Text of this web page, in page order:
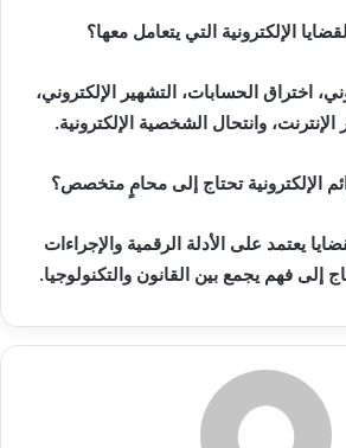
الإلكترونية التي يتعامل معها؟
اختراق الحسابات، التشهير الإلكتروني،
وانتحال الشخصية الإلكترونية.
الإلكترونية تحتاج إلى محامٍ متخصص؟
يعتمد على الأدلة الرقمية والإجراءات
إلى فهم يجمع بين القانون والتكنولوجيا.